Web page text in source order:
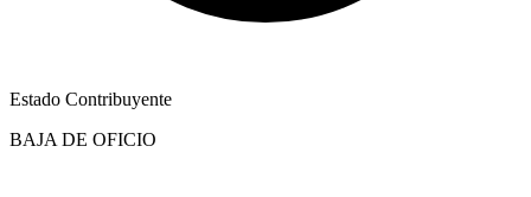
Estado Contribuyente
BAJA DE OFICIO